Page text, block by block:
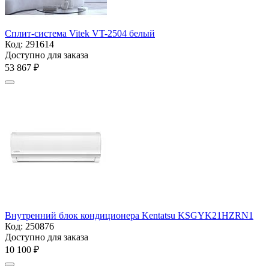
Сплит-система Vitek VT-2504 белый
Код: 291614
Доступно для заказа
53 867 ₽
Внутренний блок кондиционера Kentatsu KSGYK21HZRN1
Код: 250876
Доступно для заказа
10 100 ₽